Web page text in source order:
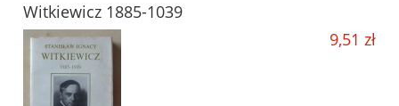
Witkiewicz 1885-1039
9,51 zł